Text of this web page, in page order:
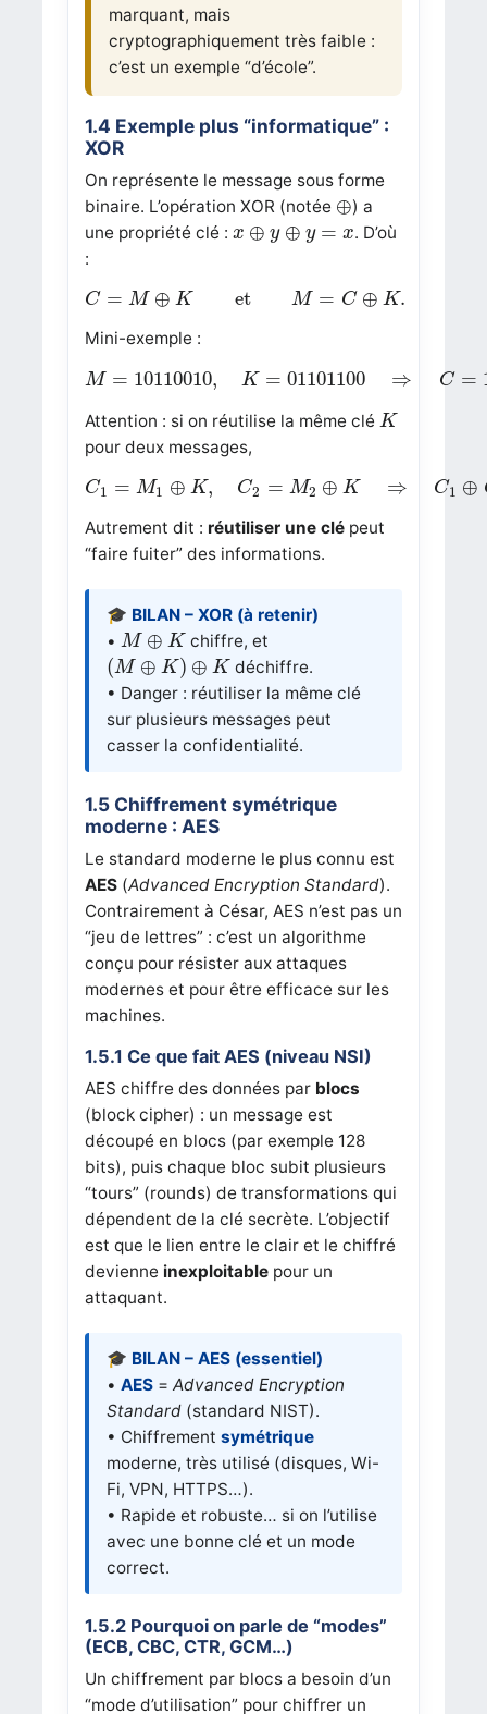
marquant, mais
cryptographiquement très faible :
c’est un exemple “d’école”.
1.4 Exemple plus “informatique” :
XOR
On représente le message sous forme
binaire. L’opération XOR (notée ⊕
⊕) a
une propriété clé : x ⊕ y ⊕ y = x
x⊕y⊕y =x
. D’où
:
C = M ⊕ K et M = C ⊕ K.
C =M et C⊕
Mini-exemple :
M = 10110010, K = 01101100 ⇒ C =
M=10110010, 01101100 C
Attention : si on réutilise la même clé K
K
pour deux messages,
C1 = M1 ⊕ K, C2 = M2 ⊕ K ⇒ C1 ⊕
C1 =M ⊕K =M 2⊕K 1 C2 =M
Autrement dit : réutiliser une clépeut
“faire fuiter” des informations.
🎓 BILAN – XOR (à retenir)
• M ⊕ K
M⊕K chiffre, et
(M ⊕ K) ⊕ K
(M⊕K)⊕ K
déchiffre.
• Danger : réutiliser la même clé
sur plusieurs messages peut
casser la confidentialité.
1.5 Chiffrement symétrique
moderne : AES
Le standard moderne le plus connu est
AES(Advanced Encryption Standard).
Contrairement à César, AES n’est pas un
“jeu de lettres” : c’est un algorithme
conçu pour résister aux attaques
modernes et pour être efficace sur les
machines.
1.5.1 Ce que fait AES (niveau NSI)
AES chiffre des données par blocs
(block cipher) : un message est
découpé en blocs (par exemple 128
bits), puis chaque bloc subit plusieurs
“tours” (rounds) de transformations qui
dépendent de la clé secrète. L’objectif
est que le lien entre le clair et le chiffré
devienne inexploitablepour un
attaquant.
🎓 BILAN – AES (essentiel)
• AES= Advanced Encryption
Standard(standard NIST).
• Chiffrement symétrique
moderne, très utilisé (disques, Wi-
Fi, VPN, HTTPS…).
• Rapide et robuste… si on l’utilise
avec une bonne clé et un mode
correct.
1.5.2 Pourquoi on parle de “modes”
(ECB, CBC, CTR, GCM…)
Un chiffrement par blocs a besoin d’un
“mode d’utilisation” pour chiffrer un